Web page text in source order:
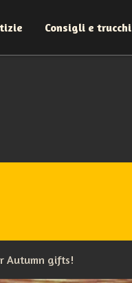
Consigli e trucchi
Autumn gifts!